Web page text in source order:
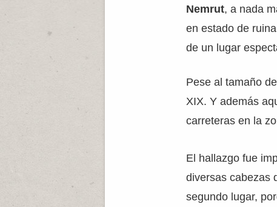
Nemrut, a nada
en estado de
de un lugar
Pese al tamaño
XIX. Y además
carreteras en la
El hallazgo fue
diversas cabezas
segundo lugar,